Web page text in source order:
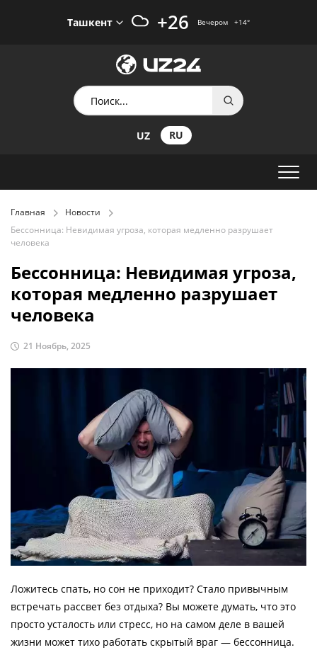
Ташкент +26 Вечером +14°
UZ RU
Главная
Новости
Бессонница: Невидимая угроза, которая медленно разрушает
человека
Бессонница: Невидимая угроза,
которая медленно разрушает
человека
21 Ноябрь, 2025
Ложитесь спать, но сон не приходит? Стало привычным
встречать рассвет без отдыха? Вы можете думать, что это
просто усталость или стресс, но на самом деле в вашей
жизни может тихо работать скрытый враг — бессонница.